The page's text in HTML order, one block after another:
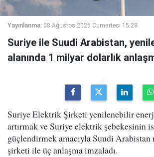
Yayınlanma: 08 Ağustos 2026 Cumartesi 15:28
Suriye ile Suudi Arabistan,
alanında 1 milyar dolarlık
Suriye Elektrik Şirketi yenilenebilir
artırmak ve Suriye elektrik şebekesinin
güçlendirmek amacıyla Suudi
şirketi ile üç anlaşma imzaladı.